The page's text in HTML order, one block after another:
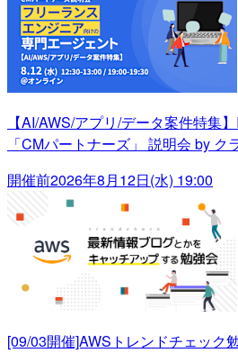
【AI/AWS/アプリ/データ案件特集
「CMパートナーズ」 説明会 by ク
開催前2026年8月12日(水) 19:00
[09/03開催]AWSトレンドチェック